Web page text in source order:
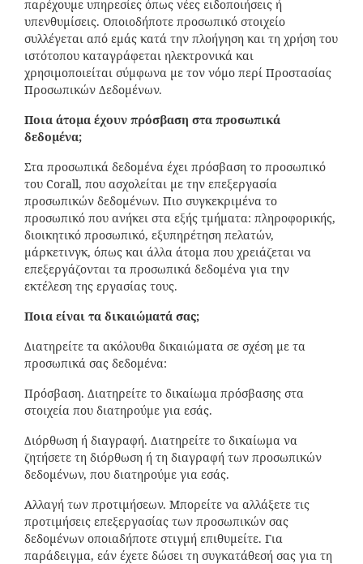
παρέχουμε υπηρεσίες όπως νέες ειδοποιήσεις ή
υπενθυμίσεις. Οποιοδήποτε προσωπικό στοιχείο
συλλέγεται από εμάς κατά την πλοήγηση και τη χρήση του
ιστότοπου καταγράφεται ηλεκτρονικά και
χρησιμοποιείται σύμφωνα με τον νόμο περί Προστασίας
Προσωπικών Δεδομένων.
Ποια άτομα έχουν πρόσβαση στα προσωπικά
δεδομένα;
Στα προσωπικά δεδομένα έχει πρόσβαση το προσωπικό
του Corall, που ασχολείται με την επεξεργασία
προσωπικών δεδομένων. Πιο συγκεκριμένα το
προσωπικό που ανήκει στα εξής τμήματα: πληροφορικής,
διοικητικό προσωπικό, εξυπηρέτηση πελατών,
μάρκετινγκ, όπως και άλλα άτομα που χρειάζεται να
επεξεργάζονται τα προσωπικά δεδομένα για την
εκτέλεση της εργασίας τους.
Ποια είναι τα δικαιώματά σας;
Διατηρείτε τα ακόλουθα δικαιώματα σε σχέση με τα
προσωπικά σας δεδομένα:
Πρόσβαση. Διατηρείτε το δικαίωμα πρόσβασης στα
στοιχεία που διατηρούμε για εσάς.
Διόρθωση ή διαγραφή. Διατηρείτε το δικαίωμα να
ζητήσετε τη διόρθωση ή τη διαγραφή των προσωπικών
δεδομένων, που διατηρούμε για εσάς.
Αλλαγή των προτιμήσεων. Μπορείτε να αλλάξετε τις
προτιμήσεις επεξεργασίας των προσωπικών σας
δεδομένων οποιαδήποτε στιγμή επιθυμείτε. Για
παράδειγμα, εάν έχετε δώσει τη συγκατάθεσή σας για τη